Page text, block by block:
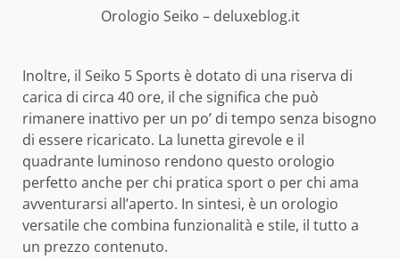
Orologio Seiko – deluxeblog.it
Inoltre, il Seiko 5 Sports è dotato di una riserva di
carica di circa 40 ore, il che significa che può
rimanere inattivo per un po’ di tempo senza bisogno
di essere ricaricato. La lunetta girevole e il
quadrante luminoso rendono questo orologio
perfetto anche per chi pratica sport o per chi ama
avventurarsi all’aperto. In sintesi, è un orologio
versatile che combina funzionalità e stile, il tutto a
un prezzo contenuto.